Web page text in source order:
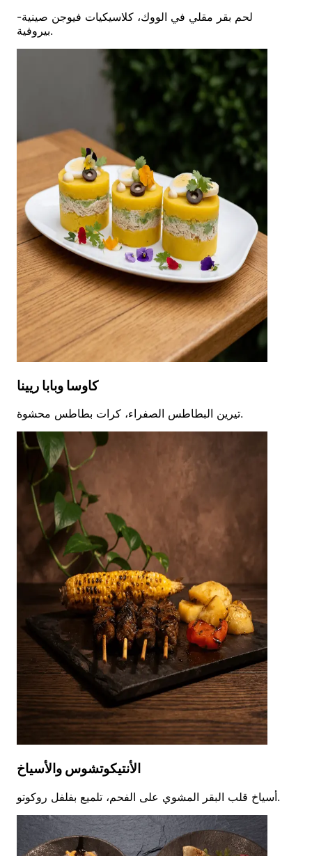
لحم بقر مقلي في الووك، كلاسيكيات فيوجن صينية-
بيروفية.
كاوسا وبابا ريينا
تيرين البطاطس الصفراء، كرات بطاطس محشوة.
الأنتيكوتشوس والأسياخ
أسياخ قلب البقر المشوي على الفحم، تلميع بفلفل روكوتو.